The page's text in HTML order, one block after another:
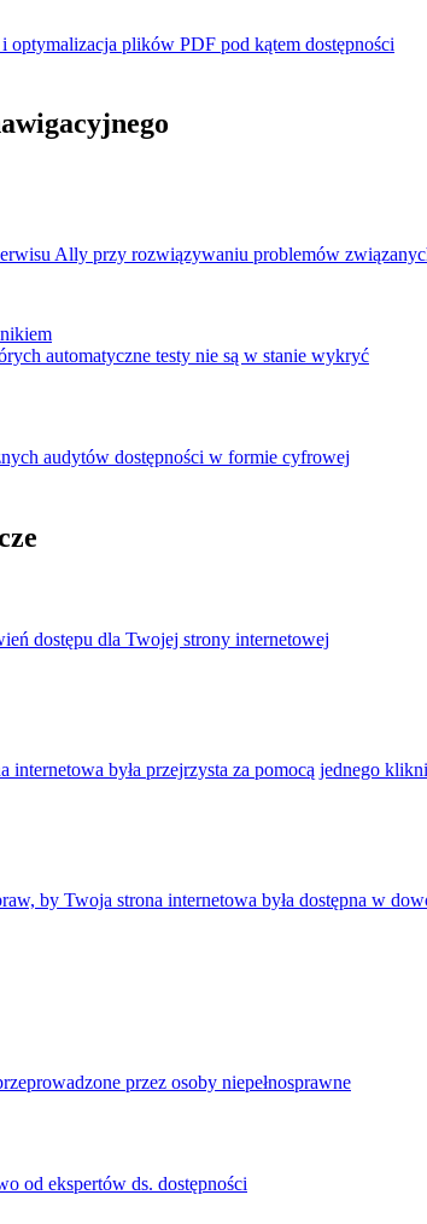
optymalizacja plików PDF pod kątem dostępności
Ally przy rozwiązywaniu problemów
automatyczne testy nie są w stanie wykryć
audytów dostępności w formie cyfrowej
dostępu dla Twojej strony internetowej
internetowa była przejrzysta za pomocą jednego
by Twoja strona internetowa była dostępna w
przez osoby niepełnosprawne
od ekspertów ds. dostępności